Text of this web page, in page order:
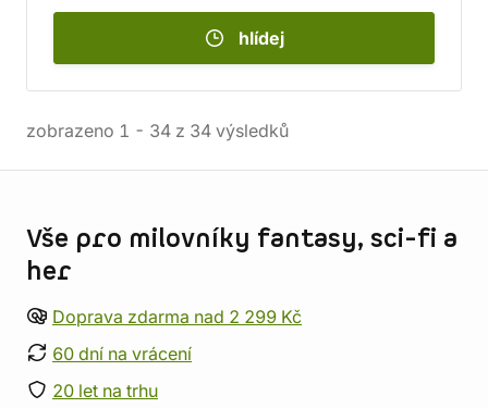
hlídej
zobrazeno 1 - 34 z 34 výsledků
Vše pro milovníky fantasy, sci-fi a
her
Doprava zdarma nad 2 299 Kč
60 dní na vrácení
20 let na trhu